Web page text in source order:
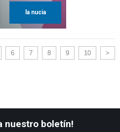
la nucia
6 7 8 9 10 >
nuestro boletín!